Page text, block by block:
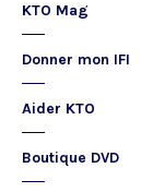
KTO Mag
Donner mon IFI
Aider KTO
Boutique DVD